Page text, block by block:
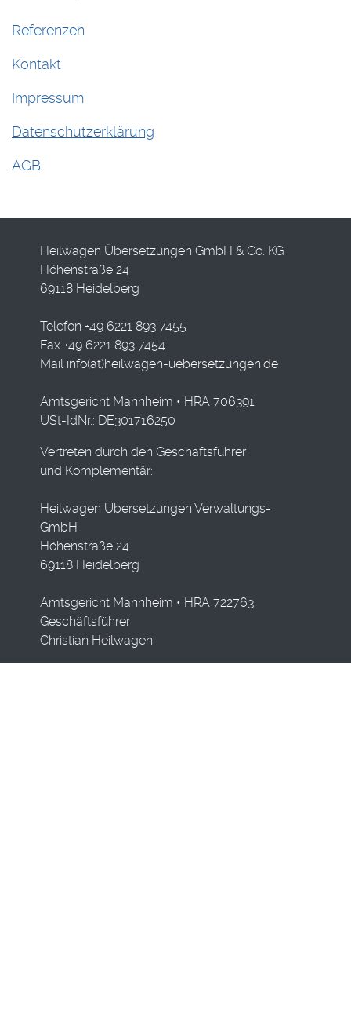
Referenzen
Kontakt
Impressum
Datenschutzerklärung
AGB
Heilwagen Übersetzungen GmbH & Co. KG
Höhenstraße 24
69118 Heidelberg
Telefon +49 6221 893 7455
Fax +49 6221 893 7454
Mail info(at)heilwagen-uebersetzungen.de
Amtsgericht Mannheim • HRA 706391
USt-IdNr.: DE301716250
Vertreten durch den Geschäftsführer
und Komplementär:
Heilwagen Übersetzungen Verwaltungs-
GmbH
Höhenstraße 24
69118 Heidelberg
Amtsgericht Mannheim • HRA 722763
Geschäftsführer
Christian Heilwagen